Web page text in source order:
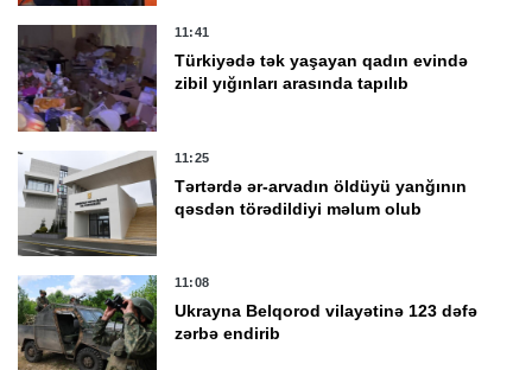
11:41
Türkiyədə tək yaşayan qadın evində
zibil yığınları arasında tapılıb
11:25
Tərtərdə ər-arvadın öldüyü yanğının
qəsdən törədildiyi məlum olub
11:08
Ukrayna Belqorod vilayətinə 123 dəfə
zərbə endirib